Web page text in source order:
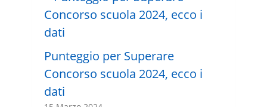
Punteggio per Superare
Concorso scuola 2024, ecco i
dati